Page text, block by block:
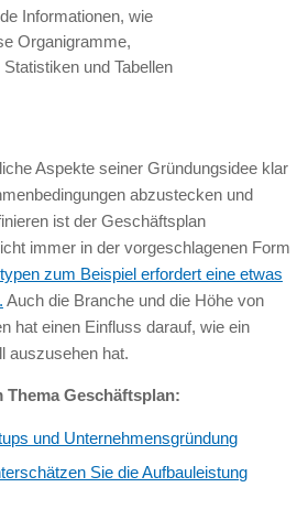
Informationen, wie
Organigramme,
und Tabellen
Aspekte seiner Gründungsidee klar
abzustecken und
ist der Geschäftsplan
immer in der vorgeschlagenen Form
zum Beispiel erfordert eine etwas
Auch die Branche und die Höhe von
hat einen Einfluss darauf, wie ein
auszusehen hat.
Thema Geschäftsplan:
und Unternehmensgründung
Sie die Aufbauleistung